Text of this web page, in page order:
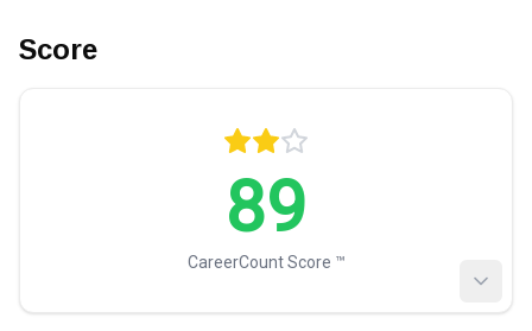
Score
89
CareerCount Score ™️